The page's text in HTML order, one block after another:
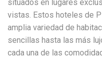
situados en lugares
vistas. Estos hoteles de
amplia variedad de
sencillas hasta las más
cada una de las